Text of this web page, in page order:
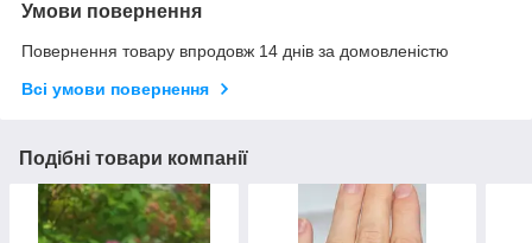
Умови повернення
Повернення товару впродовж 14 днів за домовленістю
Всі умови повернення
Подібні товари компанії